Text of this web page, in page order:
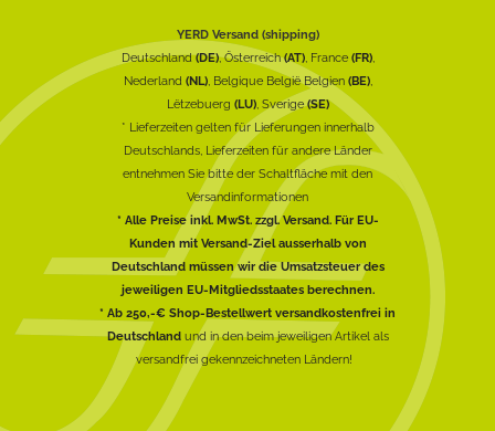
YERD Versand (shipping)
Deutschland(DE), Österreich(AT), France (FR),
Nederland (NL), Belgique België Belgien (BE),
Lëtzebuerg (LU), Sverige(SE)
* Lieferzeiten gelten für Lieferungen innerhalb
Deutschlands, Lieferzeiten für andere Länder
entnehmen Sie bitte der Schaltfläche mit den
Versandinformationen
* Alle Preise inkl. MwSt. zzgl. Versand. Für EU-
Kunden mit Versand-Ziel ausserhalb von
Deutschland müssen wir die Umsatzsteuer des
jeweiligen EU-Mitgliedsstaates berechnen.
* Ab 250,-€ Shop-Bestellwert versandkostenfrei in
Deutschlandund in den beim jeweiligen Artikel als
versandfrei gekennzeichneten Ländern!